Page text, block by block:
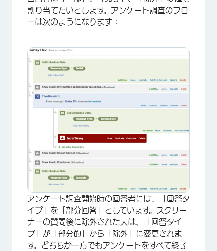
割り当てたいとします。アンケート調査のフロ
ーは次のようになります：
アンケート調査開始時の回答者には、「回答タ
イプ」を「部分回答」としています。スクリー
ナーの質問後に除外された人は、「回答タイ
プ」が「部分的」から「除外」に変更されま
す。どちらか一方でもアンケートをすべて終了